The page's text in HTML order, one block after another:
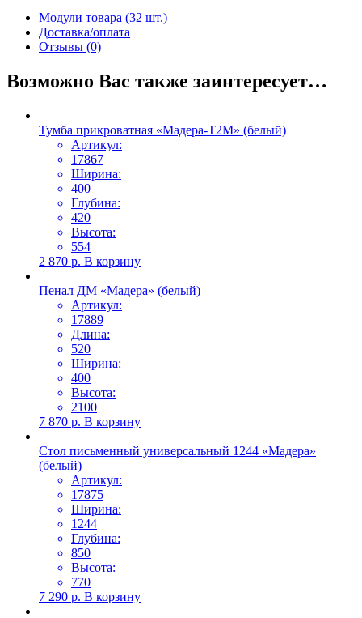
Модули товара (32 шт.)
Доставка/оплата
Отзывы (0)
Возможно Вас также заинтересует…
Тумба прикроватная «Мадера-Т2М» (белый)
Артикул:
17867
Ширина:
400
Глубина:
420
Высота:
554
2 870 р. В корзину
Пенал ДМ «Мадера» (белый)
Артикул:
17889
Длина:
520
Ширина:
400
Высота:
2100
7 870 р. В корзину
Стол письменный универсальный 1244 «Мадера»
(белый)
Артикул:
17875
Ширина:
1244
Глубина:
850
Высота:
770
7 290 р. В корзину